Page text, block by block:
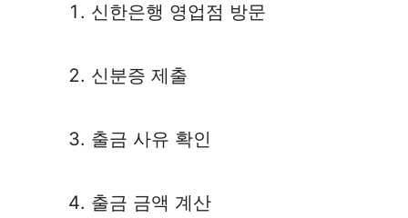
신한은행 영업점 방문
신분증 제출
출금 사유 확인
출금 금액 계산